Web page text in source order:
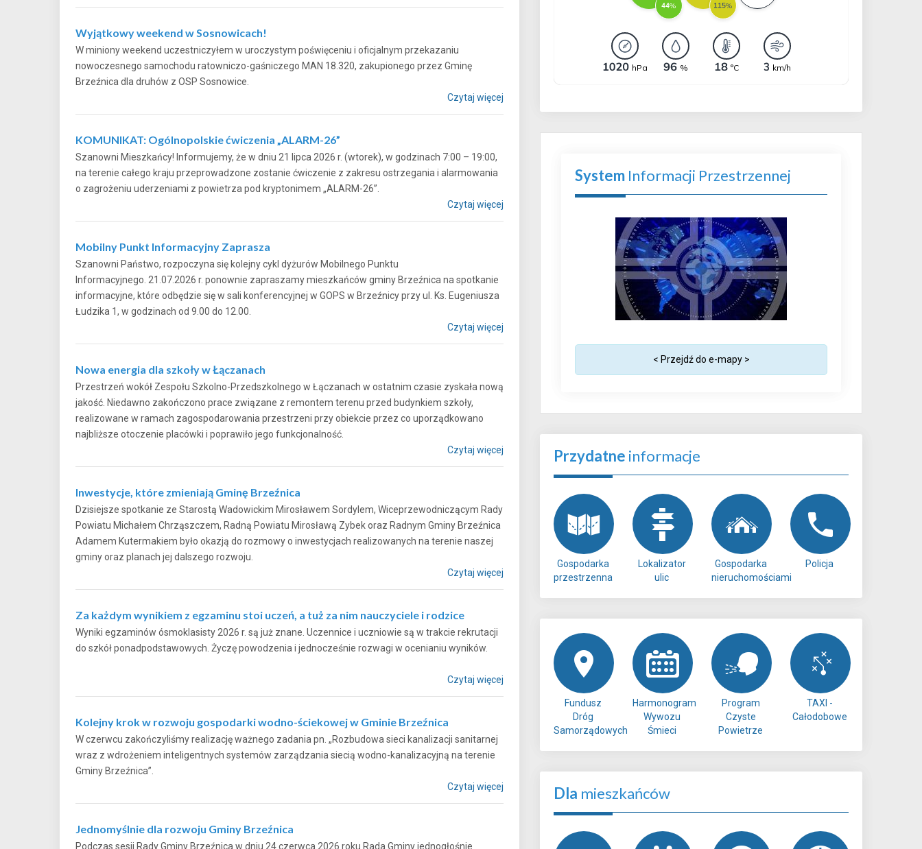
Wyjątkowy weekend w Sosnowicach!
W miniony weekend uczestniczyłem w uroczystym poświęceniu i oficjalnym przekazaniu
nowoczesnego samochodu ratowniczo-gaśniczego MAN 18.320, zakupionego przez Gminę
Brzeźnica dla druhów z OSP Sosnowice.
Czytaj więcej
KOMUNIKAT: Ogólnopolskie ćwiczenia „ALARM-26”
Szanowni Mieszkańcy! Informujemy, że w dniu 21 lipca 2026 r. (wtorek), w godzinach 7:00 – 19:00,
na terenie całego kraju przeprowadzone zostanie ćwiczenie z zakresu ostrzegania i alarmowania
o zagrożeniu uderzeniami z powietrza pod kryptonimem „ALARM-26”.
Czytaj więcej
Mobilny Punkt Informacyjny Zaprasza
Szanowni Państwo, rozpoczyna się kolejny cykl dyżurów Mobilnego Punktu
Informacyjnego. 21.07.2026 r. ponownie zapraszamy mieszkańców gminy Brzeźnica na spotkanie
informacyjne, które odbędzie się w sali konferencyjnej w GOPS w Brzeźnicy przy ul. Ks. Eugeniusza
Łudzika 1, w godzinach od 9.00 do 12.00.
Czytaj więcej
Nowa energia dla szkoły w Łączanach
Przestrzeń wokół Zespołu Szkolno-Przedszkolnego w Łączanach w ostatnim czasie zyskała nową
jakość. Niedawno zakończono prace związane z remontem terenu przed budynkiem szkoły,
realizowane w ramach zagospodarowania przestrzeni przy obiekcie przez co uporządkowano
najbliższe otoczenie placówki i poprawiło jego funkcjonalność.
Czytaj więcej
Inwestycje, które zmieniają Gminę Brzeźnica
Dzisiejsze spotkanie ze Starostą Wadowickim Mirosławem Sordylem, Wiceprzewodniczącym Rady
Powiatu Michałem Chrząszczem, Radną Powiatu Mirosławą Zybek oraz Radnym Gminy Brzeźnica
Adamem Kutermakiem było okazją do rozmowy o inwestycjach realizowanych na terenie naszej
gminy oraz planach jej dalszego rozwoju.
Czytaj więcej
Za każdym wynikiem z egzaminu stoi uczeń, a tuż za nim nauczyciele i rodzice
Wyniki egzaminów ósmoklasisty 2026 r. są już znane. Uczennice i uczniowie są w trakcie rekrutacji
do szkół ponadpodstawowych. Życzę powodzenia i jednocześnie rozwagi w ocenianiu wyników.
Czytaj więcej
Kolejny krok w rozwoju gospodarki wodno-ściekowej w Gminie Brzeźnica
W czerwcu zakończyliśmy realizację ważnego zadania pn. „Rozbudowa sieci kanalizacji sanitarnej
wraz z wdrożeniem inteligentnych systemów zarządzania siecią wodno-kanalizacyjną na terenie
Gminy Brzeźnica”.
Czytaj więcej
Jednomyślnie dla rozwoju Gminy Brzeźnica
Podczas sesji Rady Gminy Brzeźnica w dniu 24 czerwca 2026 roku Rada Gminy jednogłośnie
System Informacji Przestrzennej
< Przejdź do e-mapy >
Przydatne informacje
Gospodarka
przestrzenna
Lokalizator
ulic
Gospodarka
nieruchomościami
Policja
Fundusz
Dróg
Samorządowych
Harmonogram
Wywozu
Śmieci
Program
Czyste
Powietrze
TAXI -
Całodobowe
Dla mieszkańców